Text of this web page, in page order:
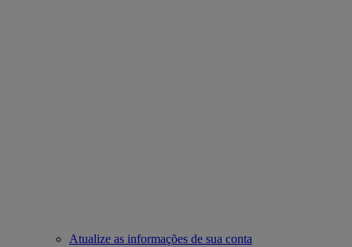
Atualize as informações de sua conta